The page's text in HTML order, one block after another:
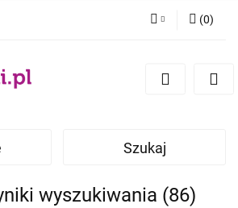
Zarejestruj się
(0)
Szukaj
wyszukiwania (86)